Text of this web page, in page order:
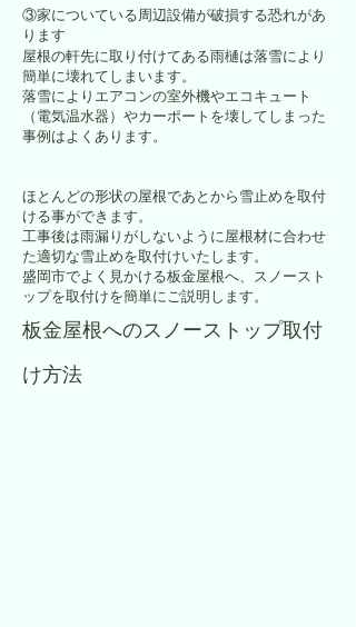
③家についている周辺設備が破損する恐れがあ
ります
屋根の軒先に取り付けてある雨樋は落雪により
簡単に壊れてしまいます。
落雪によりエアコンの室外機やエコキュート
（電気温水器）やカーポートを壊してしまった
事例はよくあります。
ほとんどの形状の屋根であとから雪止めを取付
ける事ができます。
工事後は雨漏りがしないように屋根材に合わせ
た適切な雪止めを取付けいたします。
盛岡市でよく見かける板金屋根へ、スノースト
ップを取付けを簡単にご説明します。
板金屋根へのスノーストップ取付
け方法